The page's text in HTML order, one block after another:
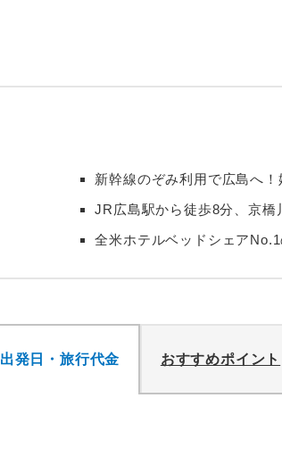
新幹線のぞみ利用で広島へ
JR広島駅から徒歩8分、京橋
全米ホテルベッドシェア
出発日・旅行代金 おすすめポイント